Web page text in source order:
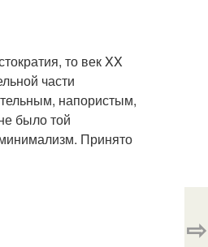
то век XX
части
напористым,
было той
Принято
⇨